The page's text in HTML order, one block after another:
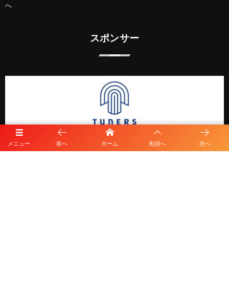
メニュー 前へ ホーム 先頭へ 次へ
へ
スポンサー